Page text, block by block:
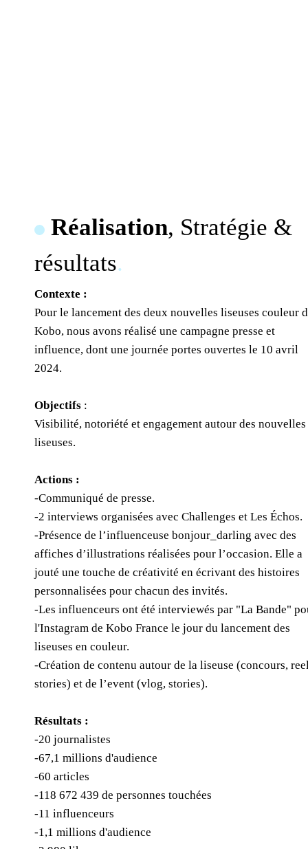
Réalisation, Stratégie &
résultats.
Contexte :
Pour le lancement des deux nouvelles liseuses couleur
Kobo, nous avons réalisé une campagne presse et
influence, dont une journée portes ouvertes le 10 avril
2024.
Objectifs :
Visibilité, notoriété et engagement autour des nouvelles
liseuses.
Actions :
-Communiqué de presse.
-2 interviews organisées avec Challenges et Les Échos.
-Présence de l’influenceuse bonjour_darling avec des
affiches d’illustrations réalisées pour l’occasion. Elle a
jouté une touche de créativité en écrivant des histoires
personnalisées pour chacun des invités.
-Les influenceurs ont été interviewés par "La Bande"
l'Instagram de Kobo France le jour du lancement des
liseuses en couleur.
-Création de contenu autour de la liseuse (concours,
stories) et de l’event (vlog, stories).
Résultats :
-20 journalistes
-67,1 millions d'audience
-60 articles
-118 672 439 de personnes touchées
-11 influenceurs
-1,1 millions d'audience